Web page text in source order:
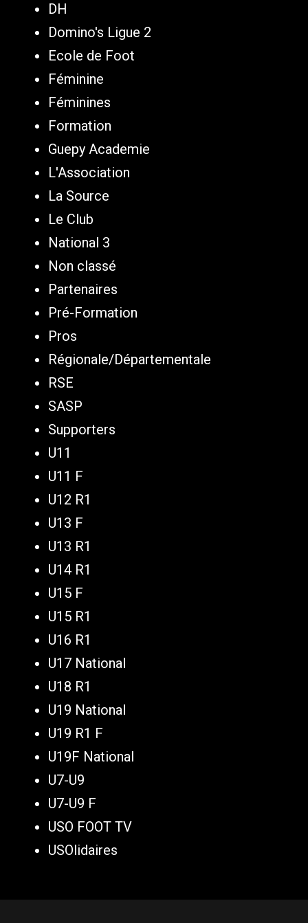
DH
Domino's Ligue 2
Ecole de Foot
Féminine
Féminines
Formation
Guepy Academie
L'Association
La Source
Le Club
National 3
Non classé
Partenaires
Pré-Formation
Pros
Régionale/Départementale
RSE
SASP
Supporters
U11
U11 F
U12 R1
U13 F
U13 R1
U14 R1
U15 F
U15 R1
U16 R1
U17 National
U18 R1
U19 National
U19 R1 F
U19F National
U7-U9
U7-U9 F
USO FOOT TV
USOlidaires